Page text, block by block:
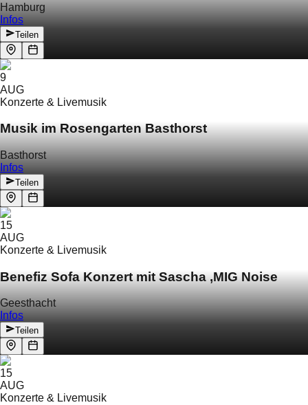
Hamburg
Infos
Teilen
9
AUG
Konzerte & Livemusik
Musik im Rosengarten Basthorst
Basthorst
Infos
Teilen
15
AUG
Konzerte & Livemusik
Benefiz Sofa Konzert mit Sascha ‚MIG Noise
Geesthacht
Infos
Teilen
15
AUG
Konzerte & Livemusik